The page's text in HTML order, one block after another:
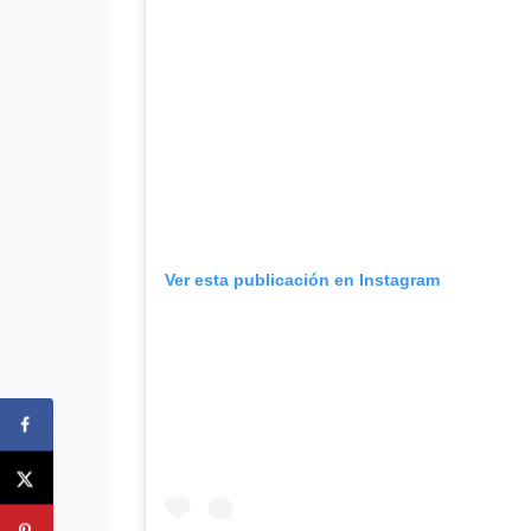
Ver esta publicación en Instagram